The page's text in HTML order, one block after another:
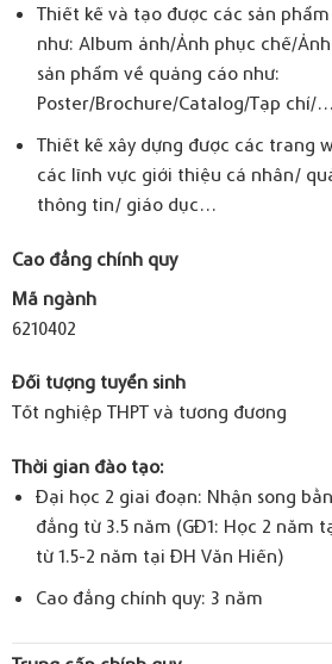
Thiết kế và tạo được các sản
như: Album ảnh/Ảnh phục chế/
sản phẩm về quảng cáo như:
Poster/Brochure/Catalog/Tạp chí/…
Thiết kế xây dựng được các trang
các lĩnh vực giới thiệu cá nhân/
thông tin/ giáo dục…
Cao đẳng chính quy
Mã ngành
6210402
Đối tượng tuyển sinh
Tốt nghiệp THPT và tương đương
Thời gian đào tạo:
Đại học 2 giai đoạn: Nhận song
đẳng từ 3.5 năm (GĐ1: Học 2 năm
từ 1.5-2 năm tại ĐH Văn Hiến)
Cao đẳng chính quy: 3 năm